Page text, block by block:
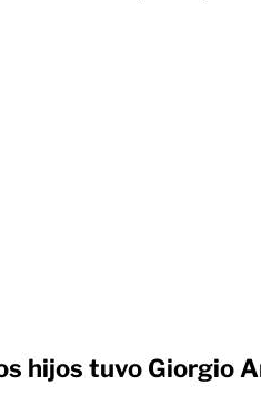
hijos tuvo Giorgio